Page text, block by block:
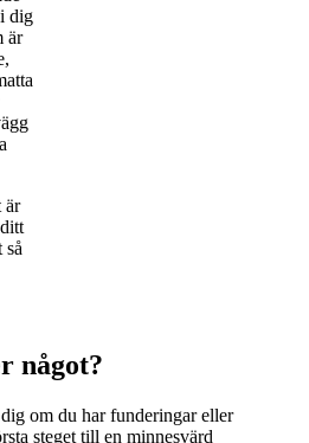
dig
är
är
så
något?
om du har funderingar eller
steget till en minnesvärd